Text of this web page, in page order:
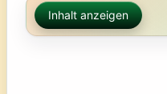
Inhalt anzeigen